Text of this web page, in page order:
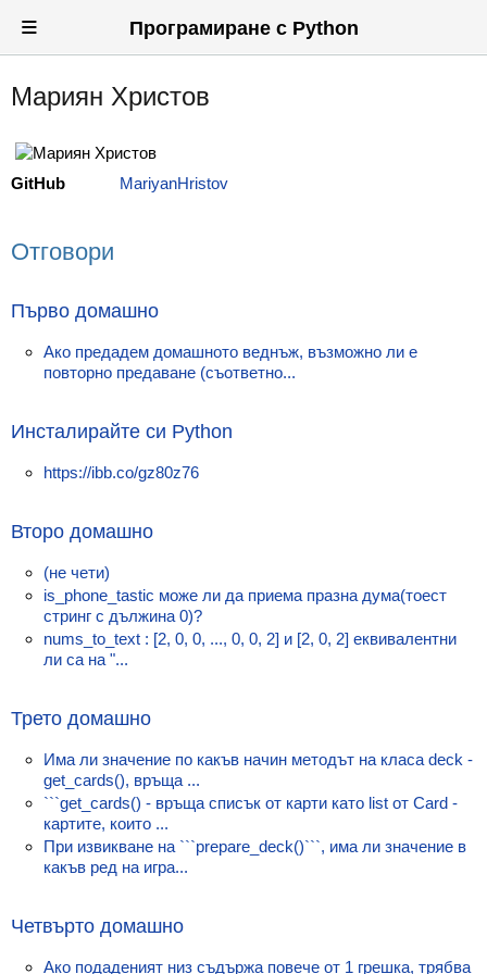
Вход
Регистрация
Новини
Предизвикателства
Хитринки
Екип
≡ Програмиране с Python
Мариян Христов
GitHub MariyanHristov
Отговори
Първо домашно
Aко предадем домашното веднъж, възможно ли е
повторно предаване (съответно...
Инсталирайте си Python
https://ibb.co/gz80z76
Второ домашно
(не чети)
is_phone_tastic може ли да приема празна дума(тоест
стринг с дължина 0)?
nums_to_text : [2, 0, 0, ..., 0, 0, 2] и [2, 0, 2] еквивалентни
ли са на "...
Трето домашно
Има ли значение по какъв начин методът на класа deck -
get_cards(), връща ...
```get_cards() - връща списък от карти като list от Card -
картите, които ...
При извикване на ```prepare_deck()```, има ли значение в
какъв ред на игра...
Четвърто домашно
Ако подаденият низ съдържа повече от 1 грешка, трябва